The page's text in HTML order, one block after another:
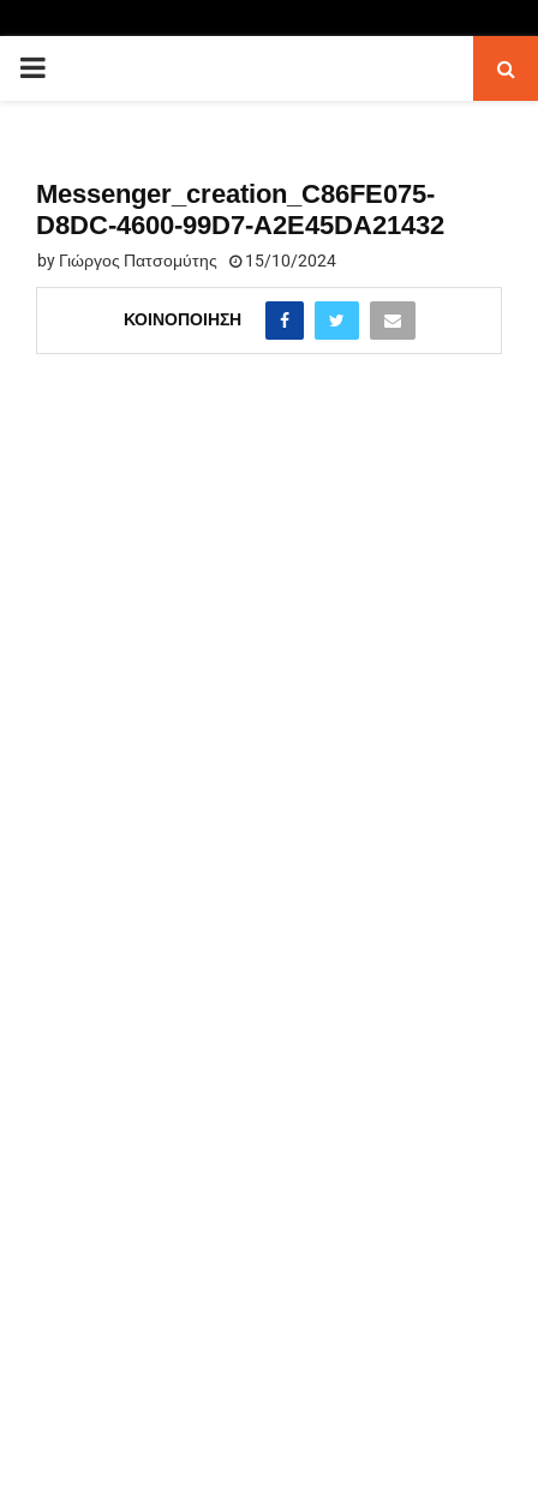
PRIMARY
Messenger_creation_C86FE075-
D8DC-4600-99D7-A2E45DA21432
by Γιώργος Πατσομύτης 15/10/2024
ΚΟΙΝΟΠΟΊΗΣΗ